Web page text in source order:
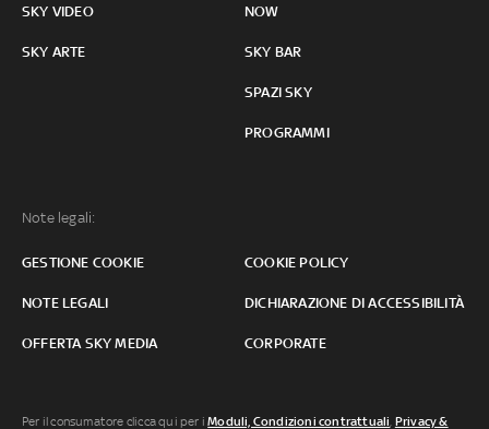
SKY VIDEO
SKY ARTE
NOW
SKY BAR
SPAZI SKY
PROGRAMMI
Note legali:
GESTIONE COOKIE COOKIE POLICY
NOTE LEGALI DICHIARAZIONE DI ACCESSIBILITÀ
OFFERTA SKY MEDIA CORPORATE
Per il consumatore clicca qui per iModuli, Condizioni contrattuali Privacy &